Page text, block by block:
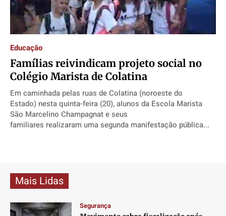
Direitos
Economia
Colunas
Caetano Roque
Jr Mignone (in memorian)
Wanda Sily
Expediente
Direitos
Economia
Colunas
Caetano Roque
Jr Mignone (in memorian)
Wanda Sily
Expediente
Direitos
Economia
Colunas
Caetano Roque
Jr Mignone (in memorian)
Wanda Sily
Expediente
Direitos
Economia
Colunas
Caetano Roque
Jr Mignone (in memorian)
Wanda Sily
Expediente
Educação
Famílias reivindicam projeto social no
Colégio Marista de Colatina
Em caminhada pelas ruas de Colatina (noroeste do
Estado) nesta quinta-feira (20), alunos da Escola Marista
São Marcelino Champagnat e seus
familiares realizaram uma segunda manifestação pública...
Mais Lidas
Segurança